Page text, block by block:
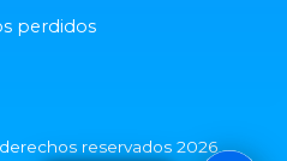
perdidos
reservados 2026